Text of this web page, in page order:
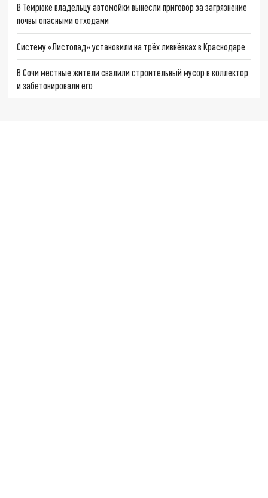
В Темрюке владельцу автомойки вынесли приговор за загрязнение
почвы опасными отходами
Систему «Листопад» установили на трёх ливнёвках в Краснодаре
В Сочи местные жители свалили строительный мусор в коллектор
и забетонировали его